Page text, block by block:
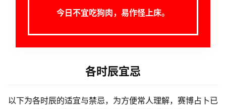
今日不宜吃狗肉，易作怪上床。
各时辰宜忌
以下为各时辰的适宜与禁忌，为方便常人理解，赛博占卜已